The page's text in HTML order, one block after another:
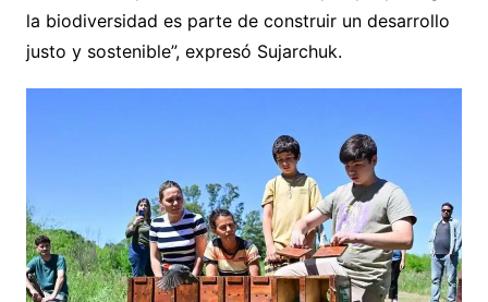
la biodiversidad es parte de construir un desarrollo
justo y sostenible”, expresó Sujarchuk.